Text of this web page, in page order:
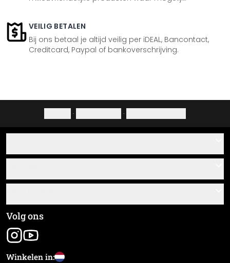
VEILIG BETALEN
Bij ons betaal je altijd veilig per iDEAL, Bancontact,
Creditcard, Paypal of bankoverschrijving.
· ·
Over ons
Plak- en montagehandleidingen
Materiaaloverzicht
Nieuwsbrief aanmelden
Zending volgen
Algemene voorwaarden
Colofon
Volg ons
Winkelen in: